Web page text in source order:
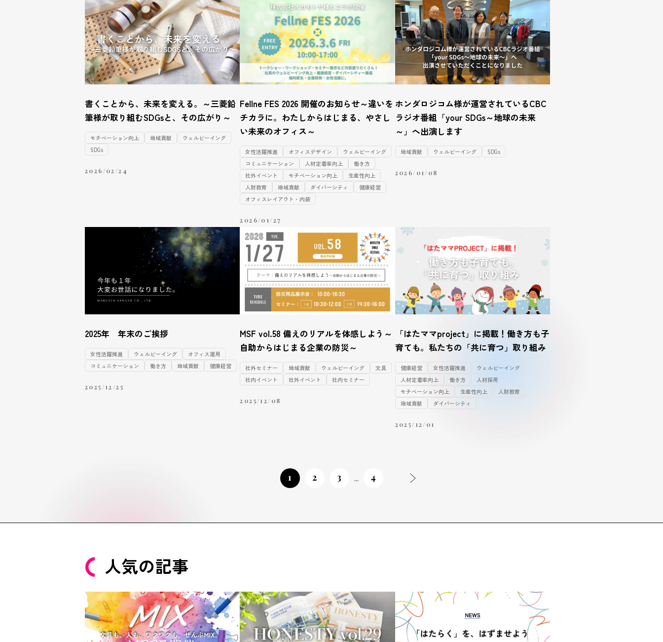
書くことから、未来を変える。～三菱鉛
筆様が取り組むSDGsと、その広がり～
モチベーション向上 地域貢献
ウェルビーイング
SDGs
2026/02/24
Fellne FES 2026 開催のお知らせ～違いを
チカラに。わたしからはじまる、やさし
い未来のオフィス～
女性活躍推進 オフィスデザイン
ウェルビーイング
コミュニケーション
人材定着率向上
働き方
社外イベント
モチベーション向上
生産性向上
人財教育
地域貢献 ダイバーシティ
健康経営
オフィスレイアウト・内装
2026/01/27
ホンダロジコム様が運営されているCBC
ラジオ番組「your SDGs～地球の未来
～」へ出演します
地域貢献 ウェルビーイング SDGs
2026/01/08
2025年 年末のご挨拶
女性活躍推進 ウェルビーイング
オフィス運用
コミュニケーション
働き方 地域貢献 健康経営
2025/12/25
MSF vol.58 備えのリアルを体感しよう～
自助からはじまる企業の防災～
社外セミナー 地域貢献 ウェルビーイング
文具
社内イベント
社外イベント 社内セミナー
2025/12/08
「はたママproject」に掲載！働き方も子
育ても。私たちの「共に育つ」取り組み
健康経営 女性活躍推進
ウェルビーイング
人材定着率向上
働き方
人材採用
モチベーション向上
生産性向上
人財教育
地域貢献
ダイバーシティ
2025/12/01
1 2 3 ... 4
人気の記事